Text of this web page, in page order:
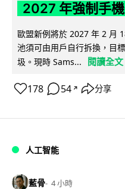
2027 年強制手
歐盟新例將於 2027 年 2 月
池須可由用戶自行拆換，目
圾。現時 Sams...
閱讀全文
178 54 ↗ 分享
人工智能
藍骨 4 小時